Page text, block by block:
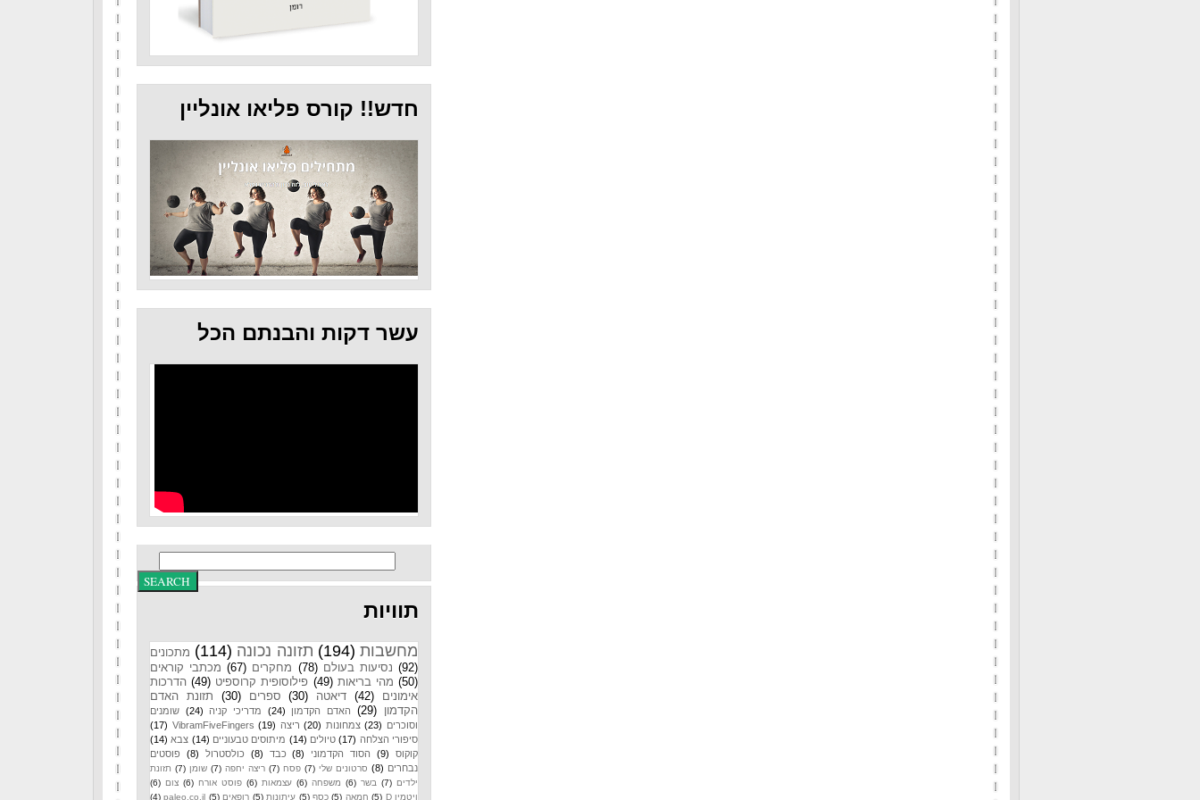
חדש!! קורס פליאו אונליין
עשר דקות והבנתם הכל
תוויות
מחשבות (194) תזונה נכונה (114) מתכונים
(92) נסיעות בעולם (78) מחקרים (67) מכתבי קוראים
(50) מהי בריאות (49) פילוסופית קרוספיט (49) הדרכות
אימונים
(42) דיאטה (30) ספרים (30)
תזונת האדם
הקדמון (29) האדם הקדמון (24) מדריכי קניה (24) שומנים
וסוכרים (23) צמחונות (20) ריצה (19)
VibramFiveFingers
(17)
סיפורי הצלחה (17) טיולים (14) מיתוסים טבעוניים (14) צבא (14)
קוקוס
(9) הסוד הקדמוני (8) כבד (8) כולסטרול (8)
פוסטים
נבחרים (8) סרטונים שלי (7) פסח (7) ריצה יחפה (7) שומן (7) תזונת
ילדים (7) בשר (6) משפחה (6) עצמאות (6) פוסט אורח (6) צום (6)
ויטמין D
(5) חמאה (5) כסף (5) עיתונות (5) רופאים (5)
paleo.co.il
(4)